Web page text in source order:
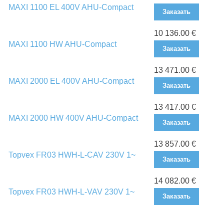
MAXI 1100 EL 400V AHU-Compact
Заказать
MAXI 1100 HW AHU-Compact
10 136.00 €
Заказать
MAXI 2000 EL 400V AHU-Compact
13 471.00 €
Заказать
MAXI 2000 HW 400V AHU-Compact
13 417.00 €
Заказать
Topvex FR03 HWH-L-CAV 230V 1~
13 857.00 €
Заказать
Topvex FR03 HWH-L-VAV 230V 1~
14 082.00 €
Заказать